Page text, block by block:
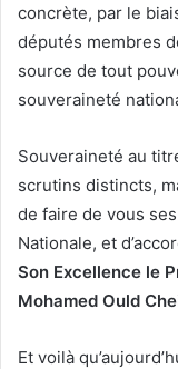
concrète, par le
députés membres
source de tout
souveraineté
Souveraineté au
scrutins distincts,
de faire de vous
Nationale, et
Son Excellence le
Mohamed Ould
Et voilà